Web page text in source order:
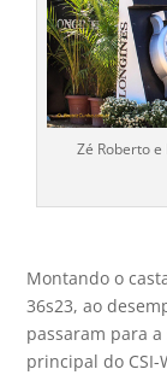
Zé Roberto
Montando o
36s23, ao
passaram para
principal do CSI-